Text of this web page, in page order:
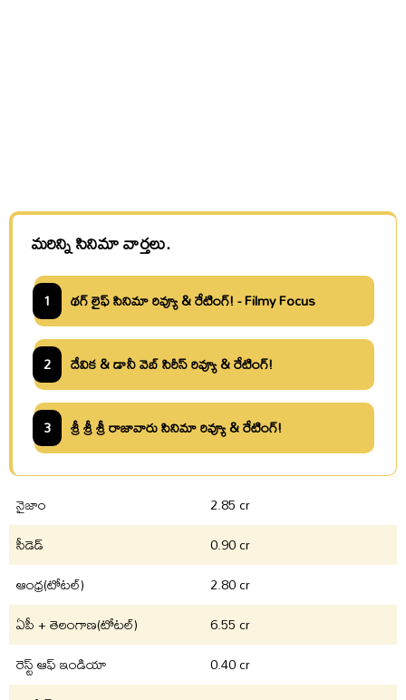
మరిన్ని సినిమా వార్తలు.
1 థగ్ లైఫ్ సినిమా రివ్యూ & రేటింగ్! - Filmy Focus
2 దేవిక & డానీ వెబ్ సిరీస్ రివ్యూ & రేటింగ్!
3 శ్రీ శ్రీ శ్రీ రాజావారు సినిమా రివ్యూ & రేటింగ్!
నైజాం
2.85 cr
సీడెడ్
0.90 cr
ఆంధ్ర(టోటల్)
2.80 cr
ఏపీ + తెలంగాణ(టోటల్)
6.55 cr
రెస్ట్ ఆఫ్ ఇండియా
0.40 cr